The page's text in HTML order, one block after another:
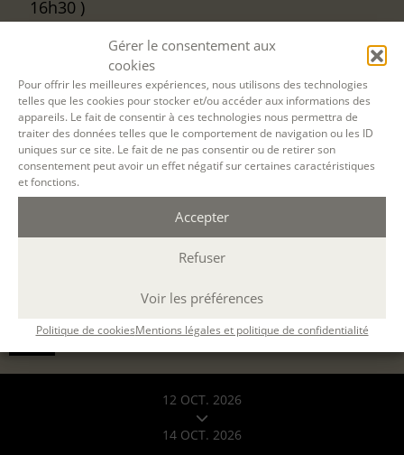
Gérer le consentement aux
cookies
Pour offrir les meilleures expériences, nous utilisons des technologies
telles que les cookies pour stocker et/ou accéder aux informations des
appareils. Le fait de consentir à ces technologies nous permettra de
traiter des données telles que le comportement de navigation ou les ID
uniques sur ce site. Le fait de ne pas consentir ou de retirer son
consentement peut avoir un effet négatif sur certaines caractéristiques
et fonctions.
Accepter
Refuser
Voir les préférences
Politique de cookiesMentions légales et politique de confidentialité
16h30 )
Désolé, la réservation en ligne pour cette
session de formation est terminée.
12 OCT. 2026
14 OCT. 2026